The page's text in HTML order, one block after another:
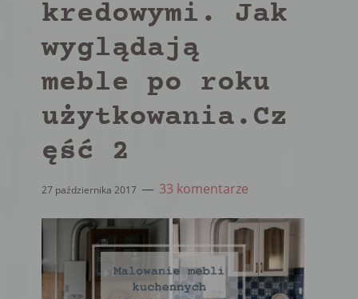
kredowymi. Jak
wyglądają
meble po roku
użytkowania.Cz
ęść 2
27 października 2017 33 komentarze